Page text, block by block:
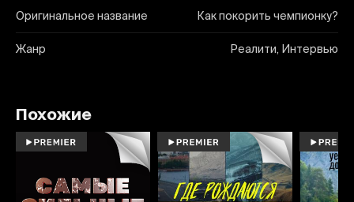
Оригинальное название Как покорить чемпионку?
Жанр Реалити, Интервью
Похожие